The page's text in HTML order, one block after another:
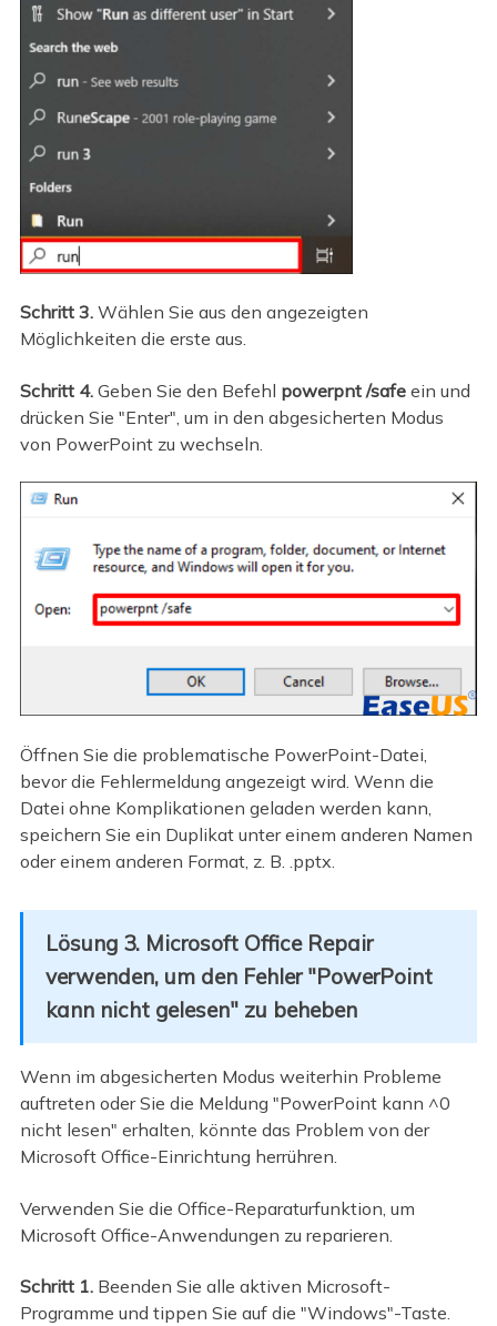
Schritt 3. Wählen Sie aus den angezeigten
Möglichkeiten die erste aus.
Schritt 4.Geben Sie den Befehl powerpnt /safeein und
drücken Sie "Enter", um in den abgesicherten Modus
von PowerPoint zu wechseln.
Öffnen Sie die problematische PowerPoint-Datei,
bevor die Fehlermeldung angezeigt wird. Wenn die
Datei ohne Komplikationen geladen werden kann,
speichern Sie ein Duplikat unter einem anderen Namen
oder einem anderen Format, z. B. .pptx.
Lösung 3. Microsoft Office Repair
verwenden, um den Fehler "PowerPoint
kann nicht gelesen" zu beheben
Wenn im abgesicherten Modus weiterhin Probleme
auftreten oder Sie die Meldung "PowerPoint kann ^0
nicht lesen" erhalten, könnte das Problem von der
Microsoft Office-Einrichtung herrühren.
Verwenden Sie die Office-Reparaturfunktion, um
Microsoft Office-Anwendungen zu reparieren.
Schritt 1. Beenden Sie alle aktiven Microsoft-
Programme und tippen Sie auf die "Windows"-Taste.